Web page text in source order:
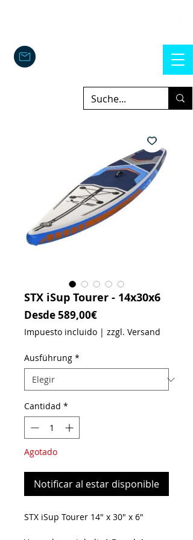
STX iSup Tourer - 14x30x6
Desde589,00€Precio de oferta
Impuesto incluido | zzgl. Versand
Ausführung *
Cantidad *
Agotado
Notificar al estar disponible
STX iSup Tourer 14" x 30" x 6"